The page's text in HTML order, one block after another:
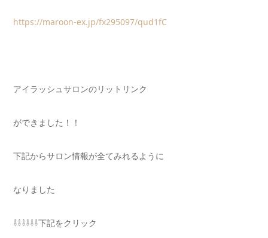
https://maroon-ex.jp/fx295097/qud1fC
アイラッシュサロンのリットリンク
ができました！！
下記からサロン情報が全てみれるように
なりました
⇩⇩⇩⇩⇩⇩下記をクリック